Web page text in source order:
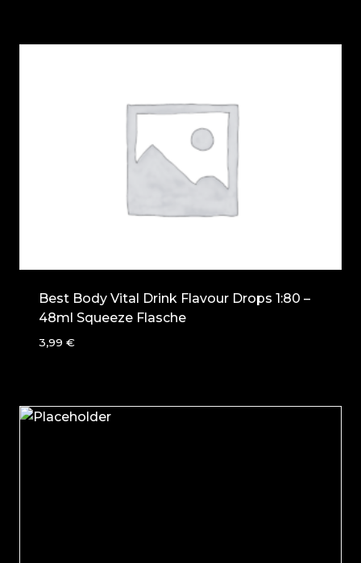
Best Body Vital Drink Flavour Drops 1:80 –
48ml Squeeze Flasche
3,99 €